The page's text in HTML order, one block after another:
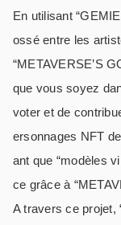
En utilisant
ossé entre les
“METAVERSE’S
que vous soyez
voter et de
ersonnages NFT
ant que “modèles
ce grâce à
A travers ce projet,